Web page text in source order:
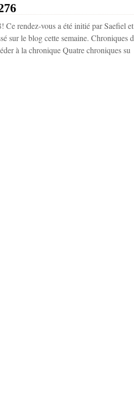
rendez-vous a été initié par Saefiel et
sur le blog cette semaine. Chroniques d
à la chronique Quatre chroniques su